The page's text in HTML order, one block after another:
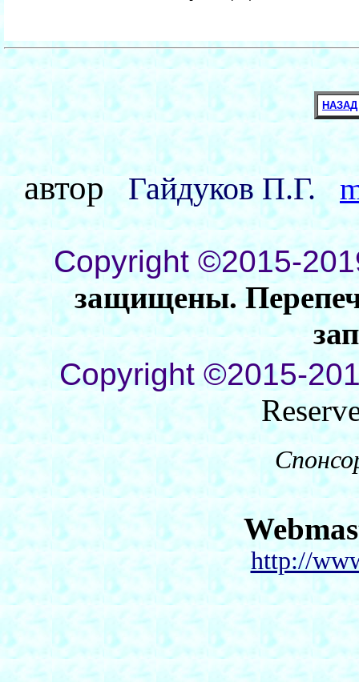
НАЗАД
автор Гайдуков П.Г.
Copyright ©2015-
защищены.
Copyright ©2015-
http://